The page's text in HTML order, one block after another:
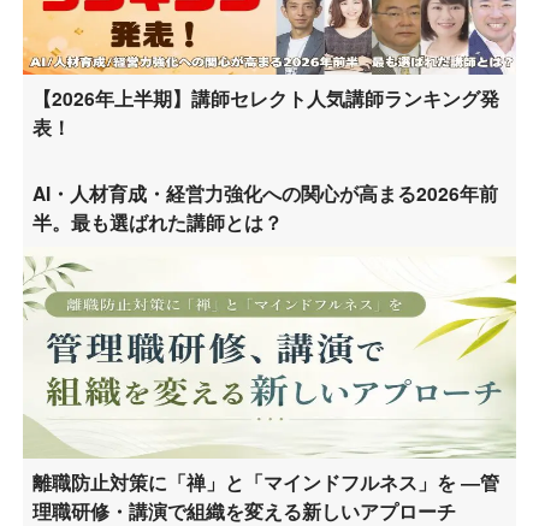
【2026年上半期】講師セレクト人気講師ランキング発
表！
AI・人材育成・経営力強化への関心が高まる2026年前
半。最も選ばれた講師とは？
離職防止対策に「禅」と「マインドフルネス」を ―管
理職研修・講演で組織を変える新しいアプローチ